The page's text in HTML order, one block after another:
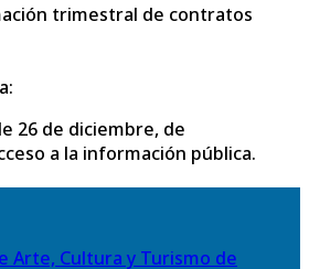
trimestral de contratos
26 de diciembre, de
a la información pública.